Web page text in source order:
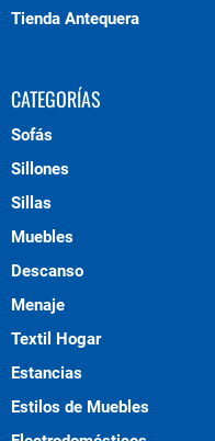
Tienda Antequera
CATEGORÍAS
Sofás
Sillones
Sillas
Muebles
Descanso
Menaje
Textil Hogar
Estancias
Estilos de Muebles